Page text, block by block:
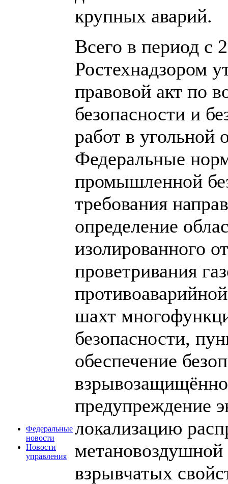
Федеральные
новости
Новости
управления
крупных аварий.
Всего в период с
Ростехнадзором
правовой акт по
безопасности и
работ в угольной
Федеральные
промышленной
требования
определение
изолированного
проветривания
шахт
безопасности,
обеспечение
предупреждение
локализацию
взрывчатых